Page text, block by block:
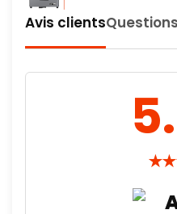
Avis clients
★★